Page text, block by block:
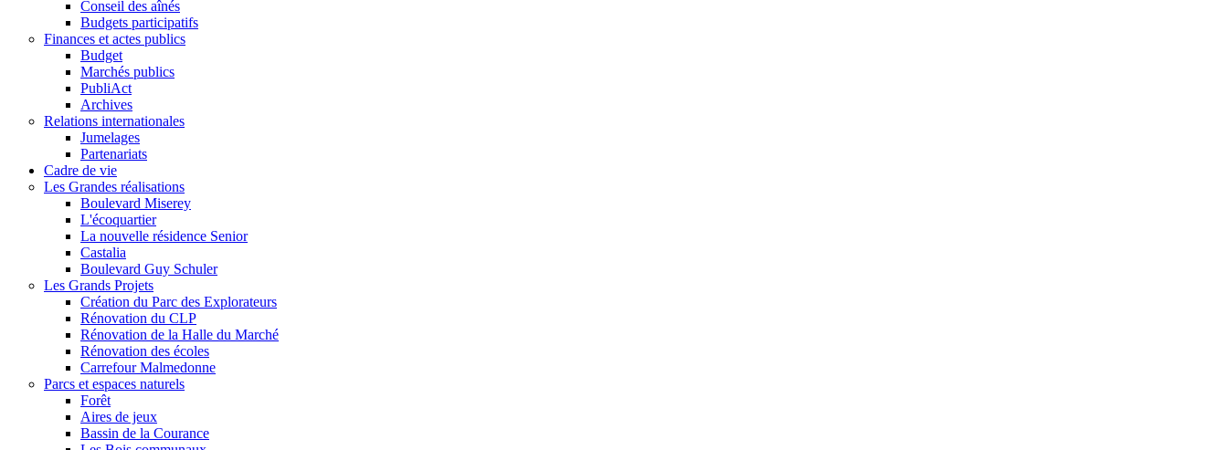
Conseil des aînés
Budgets participatifs
Finances et actes publics
Budget
Marchés publics
PubliAct
Archives
Relations internationales
Jumelages
Partenariats
Cadre de vie
Les Grandes réalisations
Boulevard Miserey
L'écoquartier
La nouvelle résidence Senior
Castalia
Boulevard Guy Schuler
Les Grands Projets
Création du Parc des Explorateurs
Rénovation du CLP
Rénovation de la Halle du Marché
Rénovation des écoles
Carrefour Malmedonne
Parcs et espaces naturels
Forêt
Aires de jeux
Bassin de la Courance